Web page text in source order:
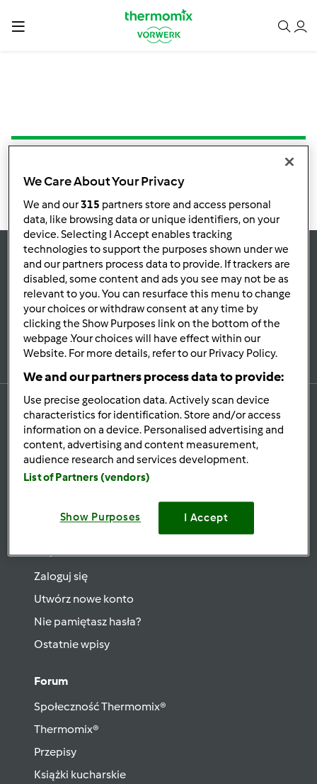
Bądźna bieżąco
Zapisz się do naszego newslettera
Przepisy
Najnowsze przepisy
Zaloguj się
Utwórz nowe konto
Nie pamiętasz hasła?
Ostatnie wpisy
Forum
Społeczność Thermomix®
Thermomix®
Przepisy
Książki kucharskie
We Care About Your Privacy
We and our315 partners store and access personal
data, like browsing data or unique identifiers, on your
device. Selecting I Accept enables tracking
technologies to support the purposes shown under we
and our partners process data to provide. If trackers are
disabled, some content and ads you see may not be as
relevant to you. You can resurface this menu to change
your choices or withdraw consent at any time by
clicking the Show Purposes link on the bottom of the
webpage .Your choices will have effect within our
Website. For more details, refer to our Privacy Policy.
We and our partners process data to provide:
Use precise geolocation data. Actively scan device
characteristics for identification. Store and/or access
information on a device. Personalised advertising and
content, advertising and content measurement,
audience research and services development.
List of Partners (vendors)
Show Purposes I Accept